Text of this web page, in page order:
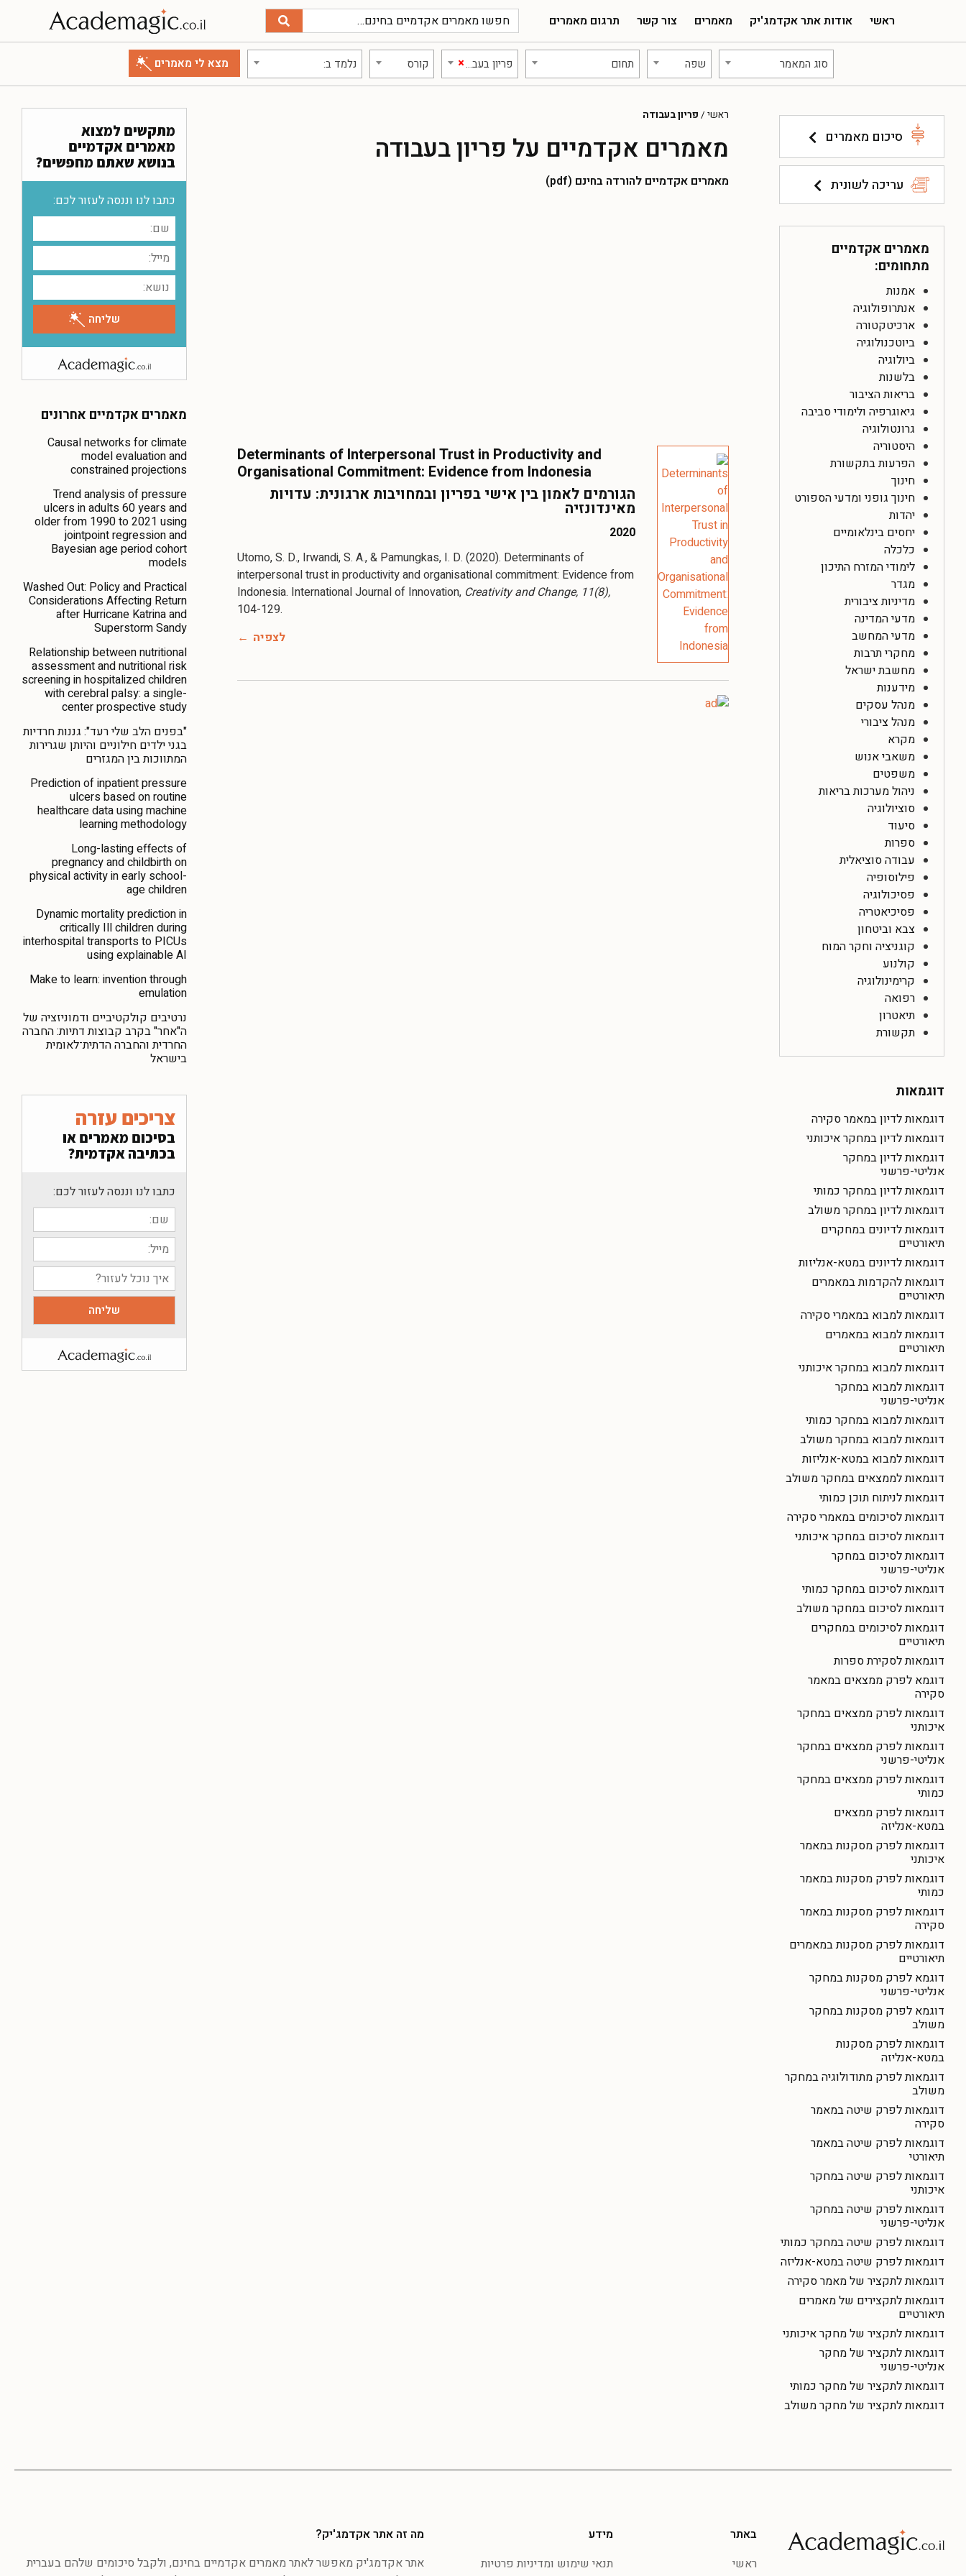
ראשי אודות אתר אקדמג'יק מאמרים צור קשר תרגום מאמרים
סוג המאמר שפה תחום ×פריון בעבודה קורס נלמד ב:
סיכום מאמרים
עריכה לשונית
מאמרים אקדמיים
מתחומים:
אמנות
אנתרופולוגיה
ארכיטקטורה
ביוטכנולוגיה
ביולוגיה
בלשנות
בריאות הציבור
גיאוגרפיה ולימודי סביבה
גרונטולוגיה
היסטוריה
הפרעות בתקשורת
חינוך
חינוך גופני ומדעי הספורט
יהדות
יחסים בינלאומיים
כלכלה
לימודי המזרח התיכון
מגדר
מדיניות ציבורית
מדעי המדינה
מדעי המחשב
מחקרי תרבות
מחשבת ישראל
מידענות
מנהל עסקים
מנהל ציבורי
מקרא
משאבי אנוש
משפטים
ניהול מערכות בריאות
סוציולוגיה
סיעוד
ספרות
עבודה סוציאלית
פילוסופיה
פסיכולוגיה
פסיכיאטריה
צבא וביטחון
קוגניציה וחקר המוח
קולנוע
קרימינולוגיה
רפואה
תיאטרון
תקשורת
דוגמאות
דוגמאות לדיון במאמר סקירה
דוגמאות לדיון במחקר איכותני
דוגמאות לדיון במחקר
אנליטי-פרשני
דוגמאות לדיון במחקר כמותי
דוגמאות לדיון במחקר משולב
דוגמאות לדיונים במחקרים
תיאורטיים
דוגמאות לדיונים במטא-אנליזות
דוגמאות להקדמות במאמרים
תיאורטיים
דוגמאות למבוא במאמרי סקירה
דוגמאות למבוא במאמרים
תיאורטיים
דוגמאות למבוא במחקר איכותני
דוגמאות למבוא במחקר
אנליטי-פרשני
דוגמאות למבוא במחקר כמותי
דוגמאות למבוא במחקר משולב
דוגמאות למבוא במטא-אנליזות
דוגמאות לממצאים במחקר משולב
דוגמאות לניתוח תוכן כמותי
דוגמאות לסיכומים במאמרי סקירה
דוגמאות לסיכום במחקר איכותני
דוגמאות לסיכום במחקר
אנליטי-פרשני
דוגמאות לסיכום במחקר כמותי
דוגמאות לסיכום במחקר משולב
דוגמאות לסיכומים במחקרים
תיאורטיים
דוגמאות לסקירת ספרות
דוגמא לפרק ממצאים במאמר
סקירה
דוגמאות לפרק ממצאים במחקר
איכותני
דוגמאות לפרק ממצאים במחקר
אנליטי-פרשני
דוגמאות לפרק ממצאים במחקר
כמותי
דוגמאות לפרק ממצאים
במטא-אנליזה
דוגמאות לפרק מסקנות במאמר
איכותני
דוגמאות לפרק מסקנות במאמר
כמותי
דוגמאות לפרק מסקנות במאמר
סקירה
דוגמאות לפרק מסקנות במאמרים
תיאורטיים
דוגמא לפרק מסקנות במחקר
אנליטי-פרשני
דוגמא לפרק מסקנות במחקר
משולב
דוגמאות לפרק מסקנות
במטא-אנליזה
דוגמאות לפרק מתודולוגיה במחקר
משולב
דוגמאות לפרק שיטה במאמר
סקירה
דוגמאות לפרק שיטה במאמר
תיאורטי
דוגמאות לפרק שיטה במחקר
איכותני
דוגמאות לפרק שיטה במחקר
אנליטי-פרשני
דוגמאות לפרק שיטה במחקר כמותי
דוגמאות לפרק שיטה במטא-אנליזה
דוגמאות לתקציר של מאמר סקירה
דוגמאות לתקצירים של מאמרים
תיאורטיים
דוגמאות לתקציר של מחקר איכותני
דוגמאות לתקציר של מחקר
אנליטי-פרשני
דוגמאות לתקציר של מחקר כמותי
דוגמאות לתקציר של מחקר משולב
ראשי / פריון בעבודה
מאמרים אקדמיים על פריון בעבודה
מאמרים אקדמיים להורדה בחינם (pdf)
Determinants of Interpersonal Trust in Productivity and
Organisational Commitment: Evidence from Indonesia
הגורמים לאמון בין אישי בפריון ובמחויבות ארגונית: עדויות
מאינדונזיה
2020
Utomo, S. D., Irwandi, S. A., & Pamungkas, I. D. (2020). Determinants of
interpersonal trust in productivity and organisational commitment: Evidence from
Indonesia. International Journal of Innovation, Creativity and Change, 11(8),
104-129.
לצפיה
מתקשים למצוא
מאמרים אקדמיים
בנושא שאתם מחפשים?
כתבו לנו וננסה לעזור לכם:
מאמרים אקדמיים אחרונים
Causal networks for climate
model evaluation and
constrained projections
Trend analysis of pressure
ulcers in adults 60 years and
older from 1990 to 2021 using
jointpoint regression and
Bayesian age period cohort
models
Washed Out: Policy and Practical
Considerations Affecting Return
after Hurricane Katrina and
Superstorm Sandy
Relationship between nutritional
assessment and nutritional risk
screening in hospitalized children
with cerebral palsy: a single-
center prospective study
"בפנים הלב שלי רעד": גננות חרדיות
בגני ילדים חילוניים והיותן שגרירות
המתווכות בין המגזרים
Prediction of inpatient pressure
ulcers based on routine
healthcare data using machine
learning methodology
Long-lasting effects of
pregnancy and childbirth on
physical activity in early school-
age children
Dynamic mortality prediction in
critically Ill children during
interhospital transports to PICUs
using explainable AI
Make to learn: invention through
emulation
נרטיבים קולקטיביים ודמוניזציה של
ה"אחר" בקרב קבוצות דתיות: החברה
החרדית והחברה הדתית־לאומית
בישראל
צריכים עזרה
בסיכום מאמרים או
בכתיבה אקדמית?
כתבו לנו וננסה לעזור לכם:
באתר
ראשי
מידע
תנאי שימוש ומדיניות פרטיות
מה זה אתר אקדמג'יק?
אתר אקדמג'יק מאפשר לאתר מאמרים אקדמיים בחינם, ולקבל סיכומים שלהם בעברית